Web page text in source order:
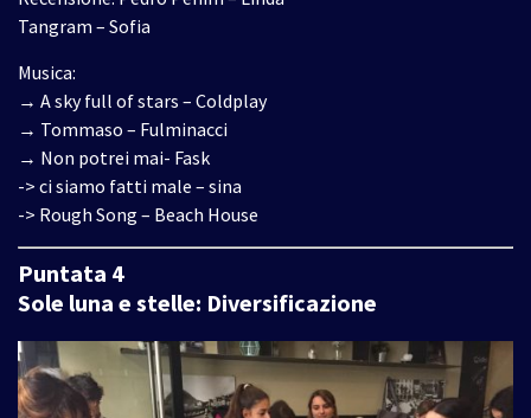
Tangram – Sofia
Musica:
→ A sky full of stars – Coldplay
→ Tommaso – Fulminacci
→ Non potrei mai- Fask
-> ci siamo fatti male – sina
-> Rough Song – Beach House
Puntata 4
Sole luna e stelle: Diversificazione